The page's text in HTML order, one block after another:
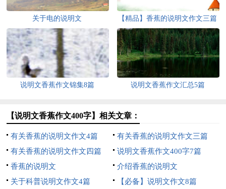
关于电的说明文 【精品】香蕉的说明文作文三篇
说明文香蕉作文锦集8篇 说明文香蕉作文汇总5篇
【说明文香蕉作文400字】相关文章：
有关香蕉的说明文作文4篇
有关香蕉的说明文作文三篇
有关香蕉的说明文作文四篇
说明文香蕉作文400字7篇
香蕉的说明文
介绍香蕉的说明文
关于科普说明文作文4篇
【必备】说明文作文8篇